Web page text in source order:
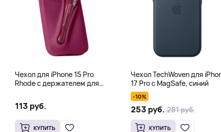
Чехол для iPhone 15 Pro
Rhode с держателем для
113 руб.
КУПИТЬ
Чехол TechWoven для
17 Pro с MagSafe, синий
-10%
253 руб. 281 руб.
КУПИТЬ